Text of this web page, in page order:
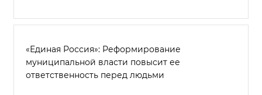
«Единая Россия»: Реформирование
муниципальной власти повысит ее
ответственность перед людьми